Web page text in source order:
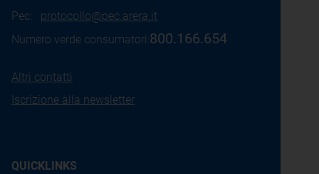
Pec: protocollo@pec.arera.it
Numero verde consumatori:800.166.654
Altri contatti
Iscrizione alla newsletter
QUICKLINKS